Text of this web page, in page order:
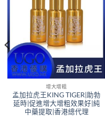
增大增粗
孟加拉虎王KING TIGER|助勃
延時|促進增大增粗效果好|純
中藥提取|香港總代理